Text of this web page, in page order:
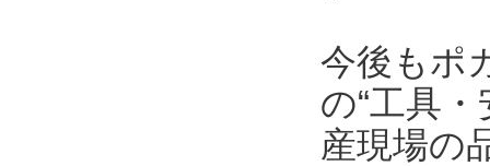
今後もポ
の“工具
産現場の